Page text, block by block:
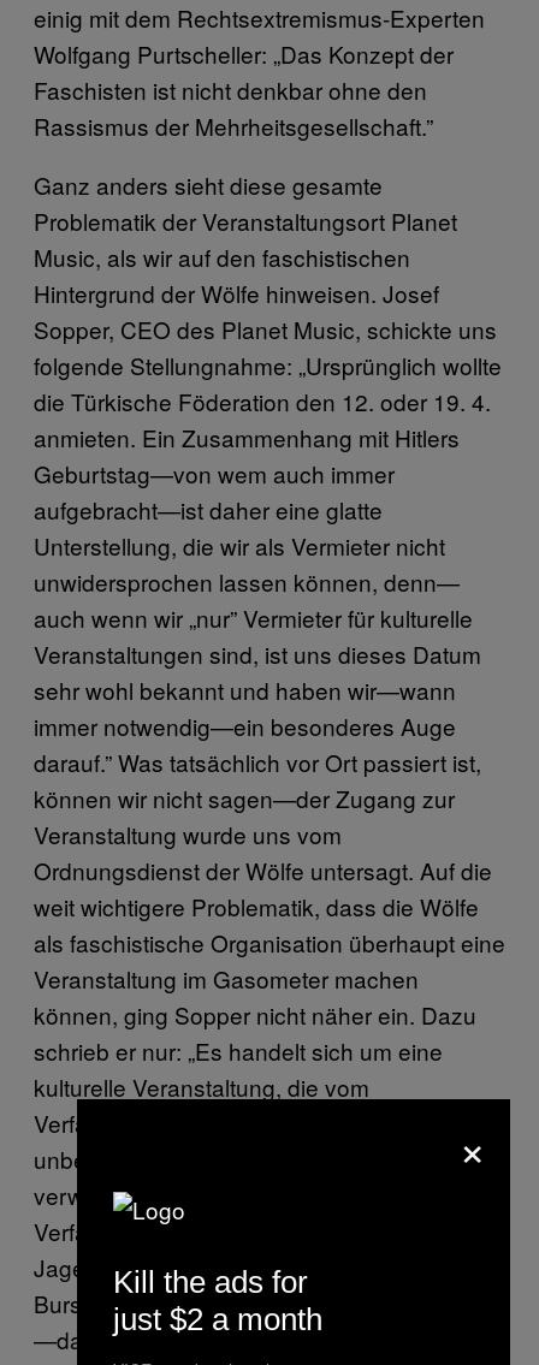
einig mit dem Rechtsextremismus-Experten
Wolfgang Purtscheller: „Das Konzept der
Faschisten ist nicht denkbar ohne den
Rassismus der Mehrheitsgesellschaft.”
Ganz anders sieht diese gesamte
Problematik der Veranstaltungsort Planet
Music, als wir auf den faschistischen
Hintergrund der Wölfe hinweisen. Josef
Sopper, CEO des Planet Music, schickte uns
folgende Stellungnahme: „Ursprünglich wollte
die Türkische Föderation den 12. oder 19. 4.
anmieten. Ein Zusammenhang mit Hitlers
Geburtstag—von wem auch immer
aufgebracht—ist daher eine glatte
Unterstellung, die wir als Vermieter nicht
unwidersprochen lassen können, denn—
auch wenn wir „nur” Vermieter für kulturelle
Veranstaltungen sind, ist uns dieses Datum
sehr wohl bekannt und haben wir—wann
immer notwendig—ein besonderes Auge
darauf.” Was tatsächlich vor Ort passiert ist,
können wir nicht sagen—der Zugang zur
Veranstaltung wurde uns vom
Ordnungsdienst der Wölfe untersagt. Auf die
weit wichtigere Problematik, dass die Wölfe
als faschistische Organisation überhaupt eine
Veranstaltung im Gasometer machen
können, ging Sopper nicht näher ein. Dazu
schrieb er nur: „Es handelt sich um eine
kulturelle Veranstaltung, die vom
Verfassungschutz (Rainer Kucera) als
unbedenklich eingestuft wurde.” Das
verwundert kaum, ist doch der
Verfassungsschutz zumeist eher mit dem
Jagen von Tierschützern oder Anti-
Burschenschafter-Demonstranten beschäftigt
—da bleibt eben keine Zeit mehr für
×
Kill the ads for
just $2 a month